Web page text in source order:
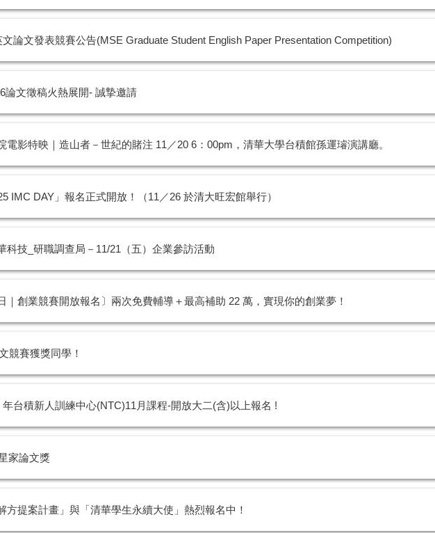
論文發表競賽公告(MSE Graduate Student English Paper Presentation Competition)
論文徵稿火熱展開- 誠摯邀請
電影特映｜造山者－世紀的賭注 11／20 6：00pm，清華大學台積館孫運璿演講廳。
IMC DAY」報名正式開放！（11／26 於清大旺宏館舉行）
科技_研職調查局－11/21（五）企業參訪活動
｜創業競賽開放報名〕兩次免費輔導＋最高補助 22 萬，實現你的創業夢！
競賽獲獎同學！
年台積新人訓練中心(NTC)11月課程-開放大二(含)以上報名 !
家論文獎
方提案計畫」與「清華學生永續大使」熱烈報名中！